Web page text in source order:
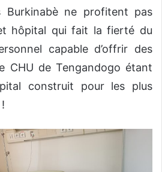
Burkinabè ne profitent pas
hôpital qui fait la fierté du
capable d’offrir des
CHU de Tengandogo étant
construit pour les plus